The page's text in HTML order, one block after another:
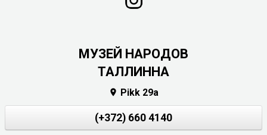
MУЗЕЙ НАРОДОВ
ТАЛЛИННА
 Pikk 29a
(+372) 660 4140